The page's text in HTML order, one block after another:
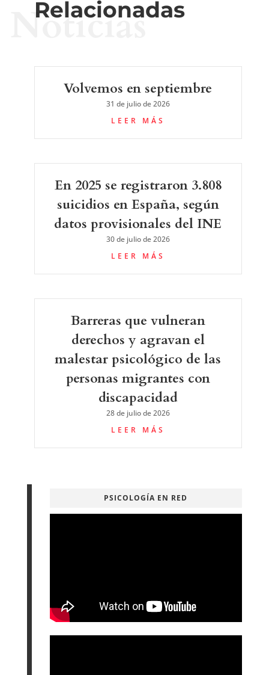
Relacionadas
Noticias
Volvemos en septiembre
31 de julio de 2026
LEER MÁS
En 2025 se registraron 3.808
suicidios en España, según
datos provisionales del INE
30 de julio de 2026
LEER MÁS
Barreras que vulneran
derechos y agravan el
malestar psicológico de las
personas migrantes con
discapacidad
28 de julio de 2026
LEER MÁS
PSICOLOGÍA EN RED